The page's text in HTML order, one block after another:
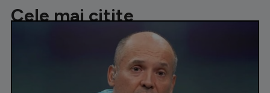
Cele mai citite